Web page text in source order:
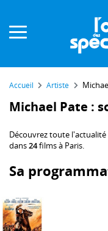
Accueil Artiste
Michael Pate :
Découvrez toute
dans24films à Paris.
Sa